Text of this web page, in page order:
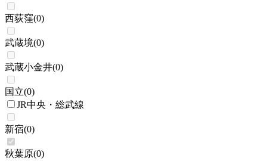
西荻窪(0)
武蔵境(0)
武蔵小金井(0)
国立(0)
JR中央・総武線
新宿(0)
秋葉原(0)